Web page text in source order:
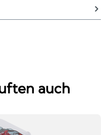
auch